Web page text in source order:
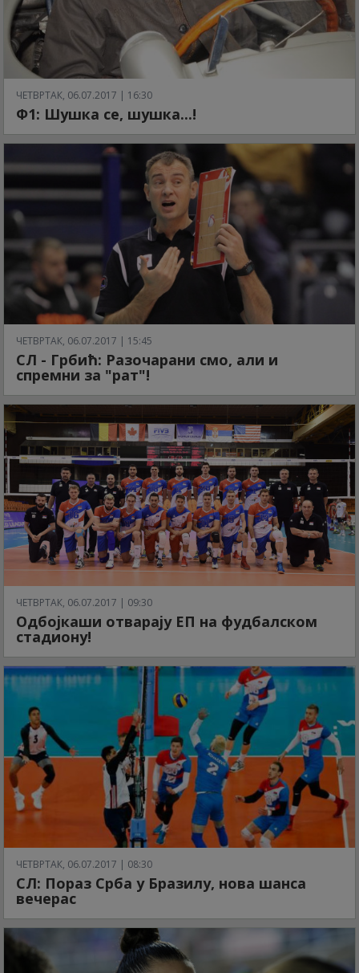
ЧЕТВРТАК, 06.07.2017 | 16:30
Ф1: Шушка се, шушка...!
ЧЕТВРТАК, 06.07.2017 | 15:45
СЛ - Грбић: Разочарани смо, али и
спремни за "рат"!
ЧЕТВРТАК, 06.07.2017 | 09:30
Одбојкаши отварају ЕП на фудбалском
стадиону!
ЧЕТВРТАК, 06.07.2017 | 08:30
СЛ: Пораз Срба у Бразилу, нова шанса
вечерас